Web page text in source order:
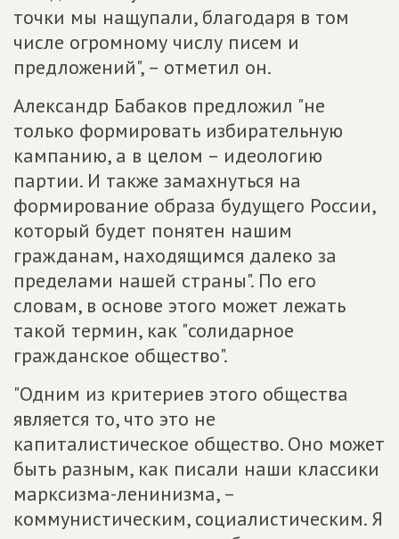
точки мы нащупали, благодаря в том
числе огромному числу писем и
предложений", – отметил он.
Александр Бабаков предложил "не
только формировать избирательную
кампанию, а в целом – идеологию
партии. И также замахнуться на
формирование образа будущего России,
который будет понятен нашим
гражданам, находящимся далеко за
пределами нашей страны". По его
словам, в основе этого может лежать
такой термин, как "солидарное
гражданское общество".
"Одним из критериев этого общества
является то, что это не
капиталистическое общество. Оно может
быть разным, как писали наши классики
марксизма-ленинизма, –
коммунистическим, социалистическим. Я